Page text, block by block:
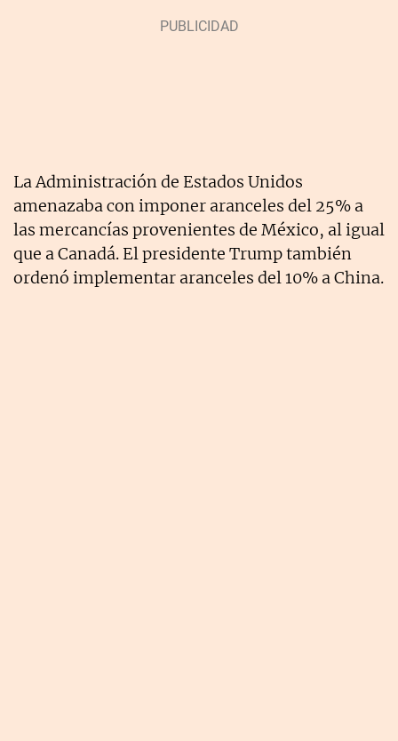
La Administración de Estados Unidos
amenazaba con imponer aranceles del 25% a
las mercancías provenientes de México, al igual
que a Canadá. El presidente Trump también
ordenó implementar aranceles del 10% a China.